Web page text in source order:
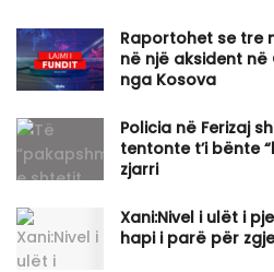
Raportohet se tre
në një aksident
nga Kosova
Policia në Ferizaj
tentonte t’i bënte
zjarri
Xani:Nivel i ulët i
hapi i parë për